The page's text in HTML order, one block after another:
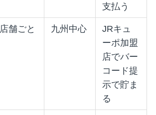
支払う
店舗ごと 九州中心
JRキュ
ーポ加盟
店でバー
コード提
示で貯ま
る